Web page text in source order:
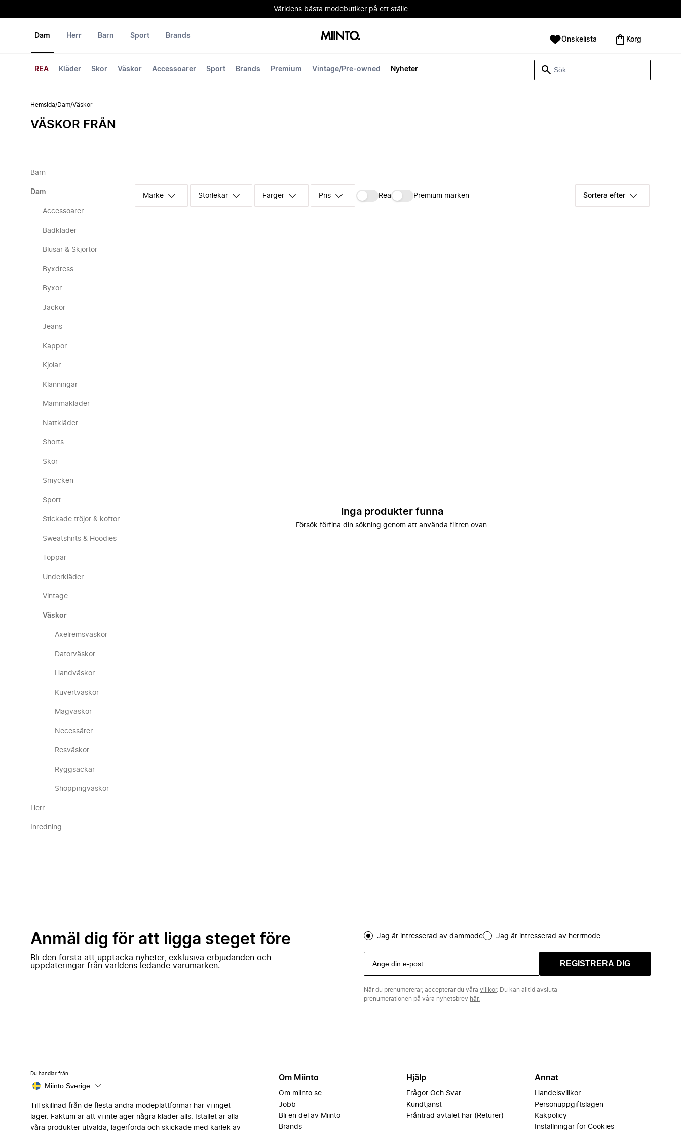
Världens bästa modebutiker på ett ställe
Dam
REA Kläder Skor Väskor Accessoarer Sport Brands Premium Vintage/Pre-owned Nyheter
Herr Barn Sport Brands Önskelista Korg
Hemsida/Dam/Väskor
VÄSKOR FRÅN
Barn
Dam
Accessoarer
Badkläder
Blusar & Skjortor
Byxdress
Byxor
Jackor
Jeans
Kappor
Kjolar
Klänningar
Mammakläder
Nattkläder
Shorts
Skor
Smycken
Sport
Stickade tröjor & koftor
Sweatshirts & Hoodies
Toppar
Underkläder
Vintage
Väskor
Axelremsväskor
Datorväskor
Handväskor
Kuvertväskor
Magväskor
Necessärer
Resväskor
Ryggsäckar
Shoppingväskor
Herr
Inredning
Märke Storlekar Färger Pris Rea Premium märken Sortera efter
Inga produkter funna
Försök förfina din sökning genom att använda filtren ovan.
Anmäl dig för att ligga steget före
Bli den första att upptäcka nyheter, exklusiva erbjudanden och
uppdateringar från världens ledande varumärken.
Jag är intresserad av dammode Jag är intresserad av herrmode
REGISTRERA DIG
När du prenumererar, accepterar du våra villkor. Du kan alltid avsluta
prenumerationen på våra nyhetsbrev här.
Du handlar från
Miinto Sverige
Till skillnad från de flesta andra modeplattformar har vi inget
lager. Faktum är att vi inte äger några kläder alls. Istället är alla
våra produkter utvalda, lagerförda och skickade med kärlek av
Om Miinto
Om miinto.se
Jobb
Bli en del av Miinto
Brands
Hjälp
Frågor Och Svar
Kundtjänst
Frånträd avtalet här (Returer)
Annat
Handelsvillkor
Personuppgiftslagen
Kakpolicy
Inställningar för Cookies